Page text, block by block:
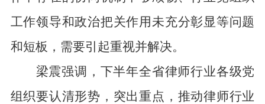
工作领导和政治把关作用未充分彰显等问题
和短板，需要引起重视并解决。
梁震强调，下半年全省律师行业各级党
组织要认清形势，突出重点，推动律师行业